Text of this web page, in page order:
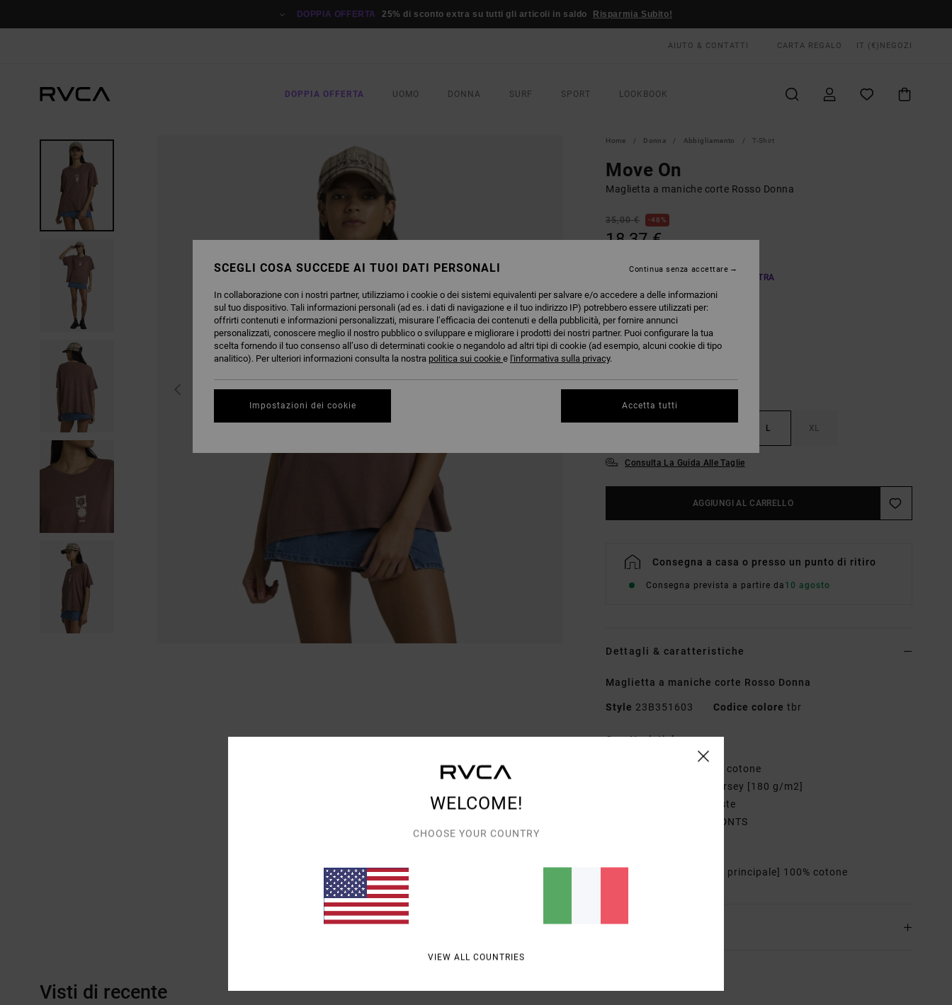
DOPPIA OFFERTA 25% di sconto extra su tutti gli articoli in saldo Risparmia Subito!
AIUTO & CONTATTI CARTA REGALO IT (€) NEGOZI
DOPPIA OFFERTA UOMO DONNA SURF SPORT LOOKBOOK
Home Donna Abbigliamento T-Shirt
Move On
Maglietta a maniche corte Rosso Donna
35,00 € 48%
18,37 €
DOPPIA OFFERTA 25% DI SCONTO EXTRA
COLORITerra Brown
L XL
Consulta La Guida Alle Taglie
AGGIUNGI AL CARRELLO
Consegna a casa o presso un punto di ritiro
Consegna prevista a partire da 10 agosto
Dettagli & caratteristiche
Maglietta a maniche corte Rosso Donna
Style 23B351603 Codice colore tbr
Caratteristiche
tessuto di cotone
tessuto jersey [180 g/m2]
Collo in punto a coste
Cucitura a cavallo DNTS
[Tessuto principale] 100% cotone
Spedizioni e Resi
Visti di recente
WELCOME!
CHOOSE YOUR COUNTRY
VIEW ALL COUNTRIES
SCEGLI COSA SUCCEDE AI TUOI DATI PERSONALI
In collaborazione con i nostri partner, utilizziamo i cookie o dei sistemi equivalenti per salvare e/o accedere a delle informazioni
sul tuo dispositivo. Tali informazioni personali (ad es. i dati di navigazione e il tuo indirizzo IP) potrebbero essere utilizzati per:
offrirti contenuti e informazioni personalizzati, misurare l’efficacia dei contenuti e della pubblicità, per fornire annunci
personalizzati, conoscere meglio il nostro pubblico o sviluppare e migliorare i prodotti dei nostri partner. Puoi configurare la tua
scelta fornendo il tuo consenso all’uso di determinati cookie o negandolo ad altri tipi di cookie (ad esempio, alcuni cookie di tipo
analitico). Per ulteriori informazioni consulta la nostra politica sui cookie e l'informativa sulla privacy.
Impostazioni dei cookie
Continua senza accettare
Accetta tutti